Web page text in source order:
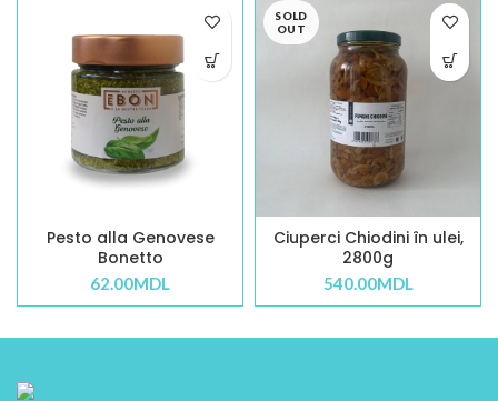
Pesto alla Genovese
Bonetto
62.00MDL
SOLD
OUT
Ciuperci Chiodini în ulei,
2800g
540.00MDL